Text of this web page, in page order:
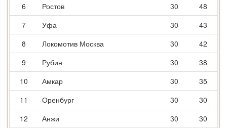
6
Ростов 30
48
7
Уфа 30
43
8
Локомотив Москва 30
42
9
Рубин 30
38
10
Амкар 30
35
11
Оренбург 30
30
12
Анжи 30
30